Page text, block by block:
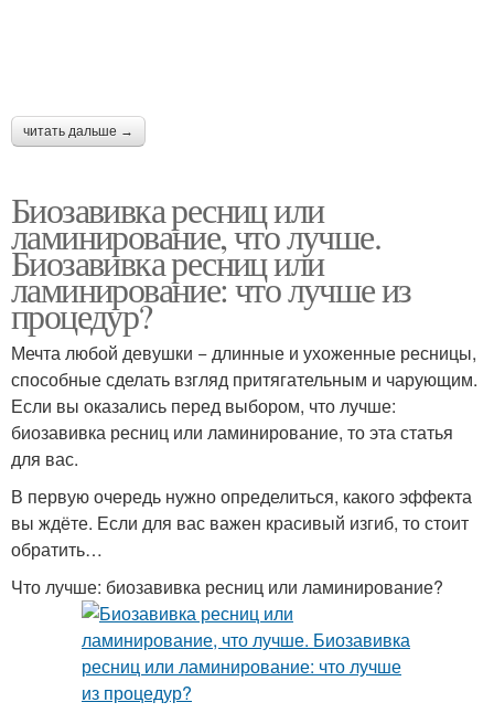
читать дальше →
Биозавивка ресниц или
ламинирование, что лучше.
Биозавивка ресниц или
ламинирование: что лучше из
процедур?
Мечта любой девушки − длинные и ухоженные ресницы,
способные сделать взгляд притягательным и чарующим.
Если вы оказались перед выбором, что лучше:
биозавивка ресниц или ламинирование, то эта статья
для вас.
В первую очередь нужно определиться, какого эффекта
вы ждёте. Если для вас важен красивый изгиб, то стоит
обратить…
Что лучше: биозавивка ресниц или ламинирование?